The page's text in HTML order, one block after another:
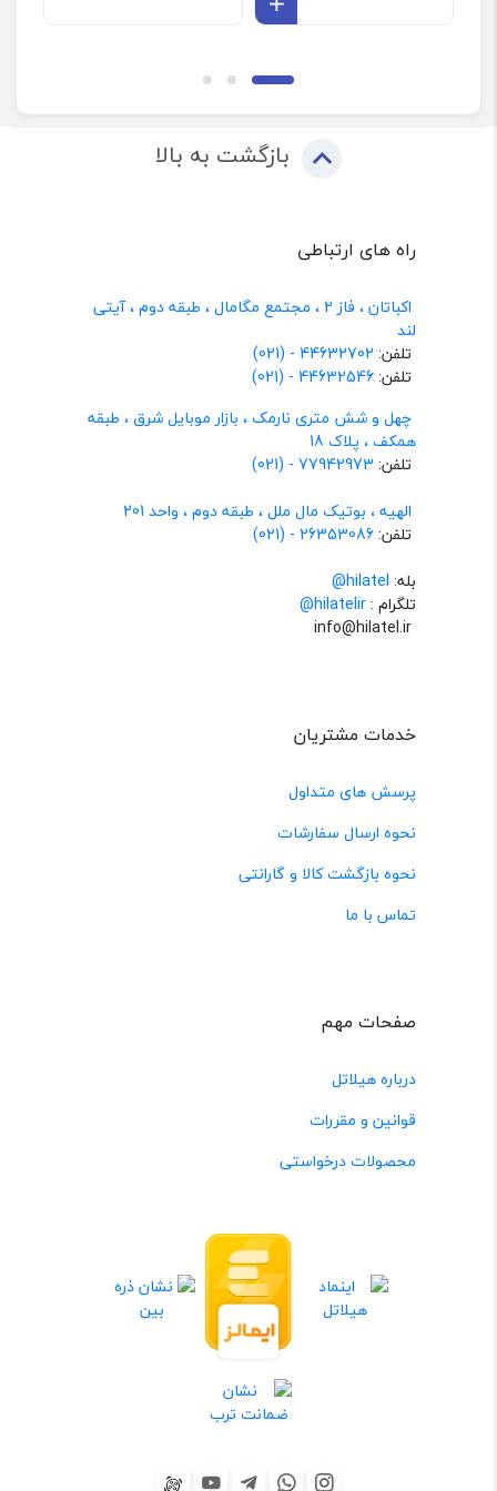
بازگشت به بالا
راه های ارتباطی
اکباتان ، فاز 2 ، مجتمع مگامال ، طبقه دوم ، آیتی
لند
تلفن: 44632702 - (021)
تلفن:44632546 - (021)
چهل و شش متری نارمک ، بازار موبایل شرق ، طبقه
همکف ، پلاک 18
تلفن: 77942973 - (021)
الهیه ، بوتیک مال ملل ، طبقه دوم ، واحد 201
تلفن:26353086 - (021)
بله: hilatel@
تلگرام :@hilatelir
خدمات مشتریان
پرسش های متداول
نحوه ارسال سفارشات
نحوه بازگشت کالا و گارانتی
تماس با ما
صفحات مهم
درباره هیلاتل
قوانین و مقررات
محصولات درخواستی